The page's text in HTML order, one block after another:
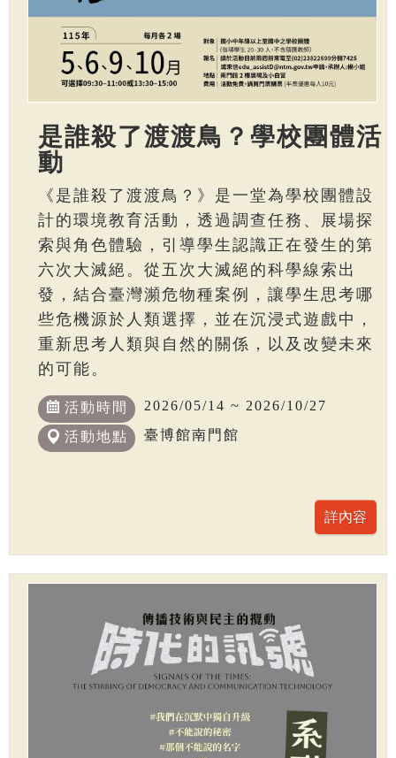
是誰殺了渡渡鳥？學校團體活
動
《是誰殺了渡渡鳥？》是一堂為學校團體設
計的環境教育活動，透過調查任務、展場探
索與角色體驗，引導學生認識正在發生的第
六次大滅絕。從五次大滅絕的科學線索出
發，結合臺灣瀕危物種案例，讓學生思考哪
些危機源於人類選擇，並在沉浸式遊戲中，
重新思考人類與自然的關係，以及改變未來
的可能。
活動時間 2026/05/14 ~ 2026/10/27
活動地點 臺博館南門館